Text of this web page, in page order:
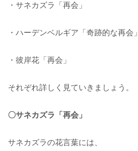
・サネカズラ「再会」
・ハーデンベルギア「奇跡的な再会」
・彼岸花「再会」
それぞれ詳しく見ていきましょう。
〇サネカズラ「再会」
サネカズラの花言葉には、